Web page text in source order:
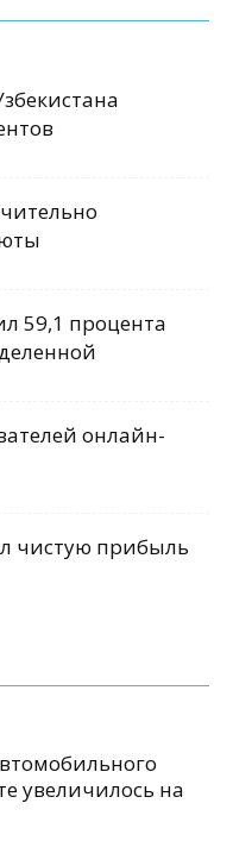
59,1 процента
онлайн-
чистую прибыль
увеличилось на